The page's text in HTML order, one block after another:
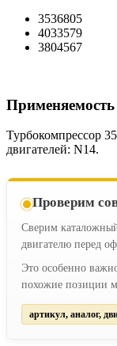
3536805
4033579
3804567
Применяемость
Турбокомпрессор
двигателей: N14.
Проверим
Сверим
двигателю перед
Это особенно
похожие позиции
артикул, аналог,